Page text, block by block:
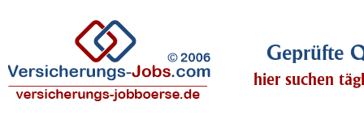
Geprüfte
hier suchen